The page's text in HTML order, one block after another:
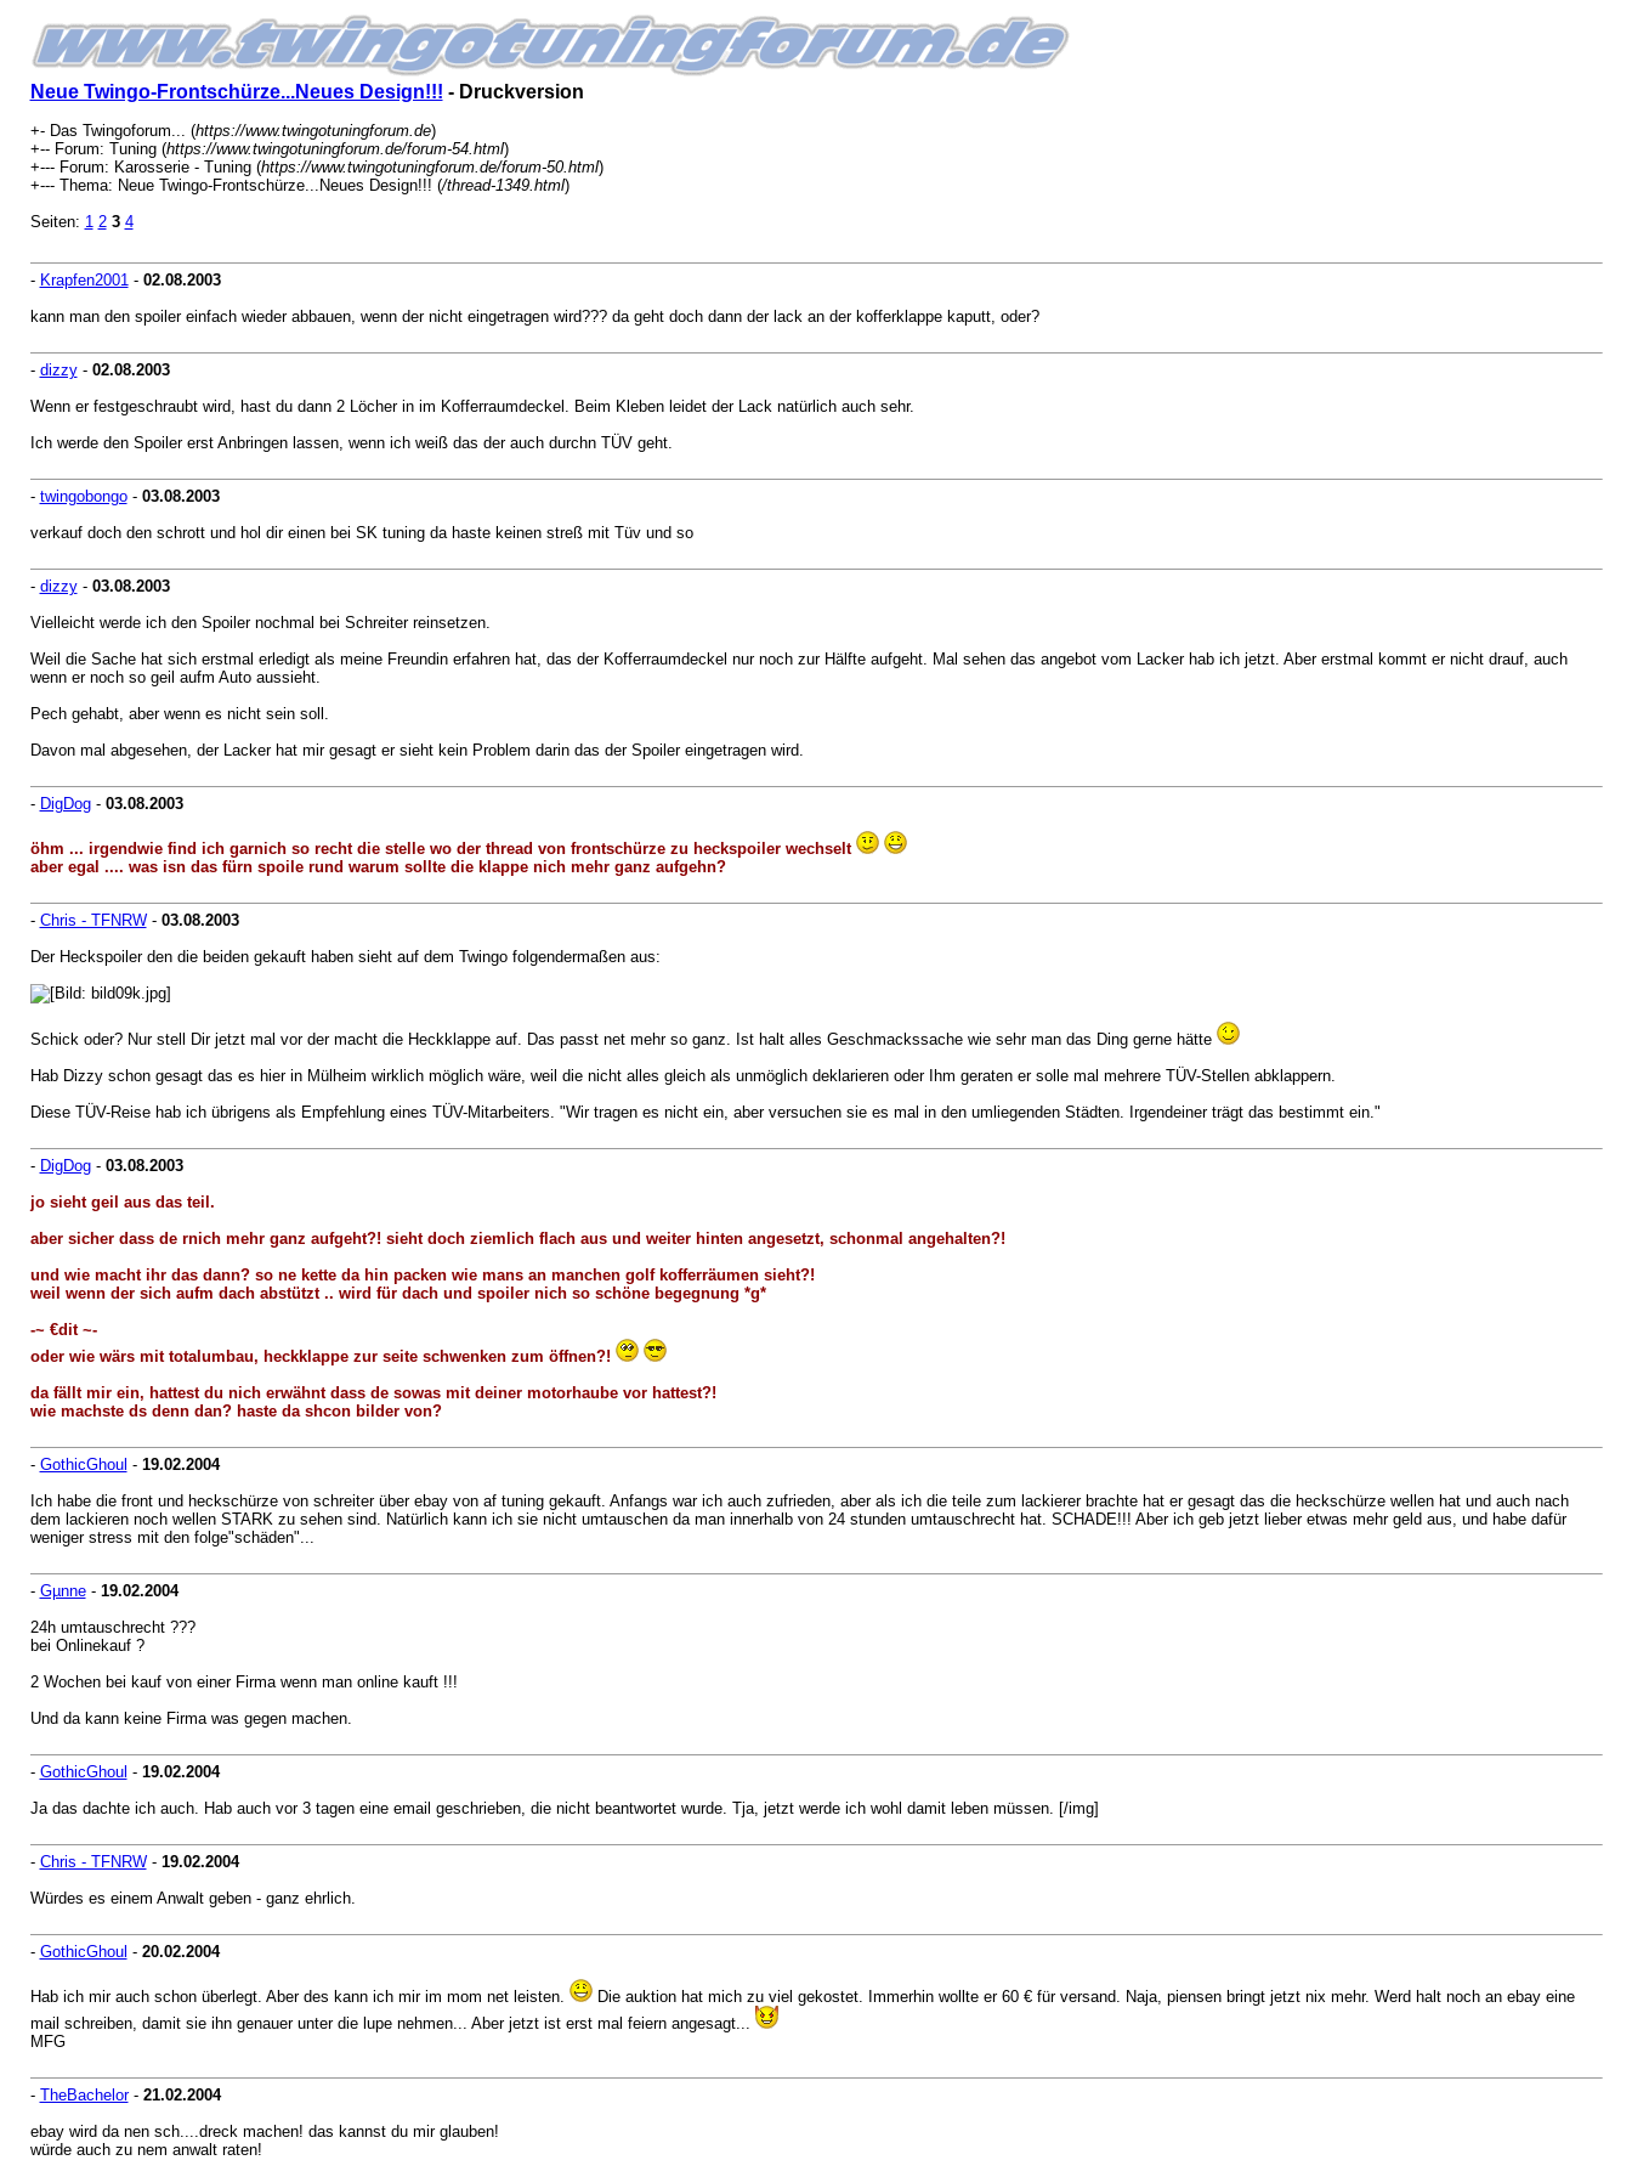
Neue Twingo-Frontschürze...Neues Design!!! - Druckversion
+- Das Twingoforum... (https://www.twingotuningforum.de)
+-- Forum: Tuning (https://www.twingotuningforum.de/forum-54.html)
+--- Forum: Karosserie - Tuning (https://www.twingotuningforum.de/forum-50.html)
+--- Thema: Neue Twingo-Frontschürze...Neues Design!!! (/thread-1349.html)
Seiten: 1 2 3 4
- Krapfen2001- 02.08.2003
kann man den spoiler einfach wieder abbauen, wenn der nicht eingetragen wird??? da geht doch dann der lack an der kofferklappe kaputt, oder?
- dizzy- 02.08.2003
Wenn er festgeschraubt wird, hast du dann 2 Löcher in im Kofferraumdeckel. Beim Kleben leidet der Lack natürlich auch sehr.
Ich werde den Spoiler erst Anbringen lassen, wenn ich weiß das der auch durchn TÜV geht.
- twingobongo- 03.08.2003
verkauf doch den schrott und hol dir einen bei SK tuning da haste keinen streß mit Tüv und so
- dizzy- 03.08.2003
Vielleicht werde ich den Spoiler nochmal bei Schreiter reinsetzen.
Weil die Sache hat sich erstmal erledigt als meine Freundin erfahren hat, das der Kofferraumdeckel nur noch zur Hälfte aufgeht. Mal sehen das angebot vom Lacker hab ich jetzt. Aber erstmal kommt er nicht drauf, auch
wenn er noch so geil aufm Auto aussieht.
Pech gehabt, aber wenn es nicht sein soll.
Davon mal abgesehen, der Lacker hat mir gesagt er sieht kein Problem darin das der Spoiler eingetragen wird.
- DigDog- 03.08.2003
öhm ... irgendwie find ich garnich so recht die stelle wo der thread von frontschürze zu heckspoiler wechselt
aber egal .... was isn das fürn spoile rund warum sollte die klappe nich mehr ganz aufgehn?
- Chris - TFNRW- 03.08.2003
Der Heckspoiler den die beiden gekauft haben sieht auf dem Twingo folgendermaßen aus:
Schick oder? Nur stell Dir jetzt mal vor der macht die Heckklappe auf. Das passt net mehr so ganz. Ist halt alles Geschmackssache wie sehr man das Ding gerne hätte
Hab Dizzy schon gesagt das es hier in Mülheim wirklich möglich wäre, weil die nicht alles gleich als unmöglich deklarieren oder Ihm geraten er solle mal mehrere TÜV-Stellen abklappern.
Diese TÜV-Reise hab ich übrigens als Empfehlung eines TÜV-Mitarbeiters. "Wir tragen es nicht ein, aber versuchen sie es mal in den umliegenden Städten. Irgendeiner trägt das bestimmt ein."
- DigDog- 03.08.2003
jo sieht geil aus das teil.
aber sicher dass de rnich mehr ganz aufgeht?! sieht doch ziemlich flach aus und weiter hinten angesetzt, schonmal angehalten?!
und wie macht ihr das dann? so ne kette da hin packen wie mans an manchen golf kofferräumen sieht?!
weil wenn der sich aufm dach abstützt .. wird für dach und spoiler nich so schöne begegnung *g*
-~ €dit ~-
oder wie wärs mit totalumbau, heckklappe zur seite schwenken zum öffnen?!
da fällt mir ein, hattest du nich erwähnt dass de sowas mit deiner motorhaube vor hattest?!
wie machste ds denn dan? haste da shcon bilder von?
- GothicGhoul - 19.02.2004
Ich habe die front und heckschürze von schreiter über ebay von af tuning gekauft. Anfangs war ich auch zufrieden, aber als ich die teile zum lackierer brachte hat er gesagt das die heckschürze wellen hat und auch nach
dem lackieren noch wellen STARK zu sehen sind. Natürlich kann ich sie nicht umtauschen da man innerhalb von 24 stunden umtauschrecht hat. SCHADE!!! Aber ich geb jetzt lieber etwas mehr geld aus, und habe dafür
weniger stress mit den folge"schäden"...
- Gµnne- 19.02.2004
24h umtauschrecht ???
bei Onlinekauf ?
2 Wochen bei kauf von einer Firma wenn man online kauft !!!
Und da kann keine Firma was gegen machen.
- GothicGhoul - 19.02.2004
Ja das dachte ich auch. Hab auch vor 3 tagen eine email geschrieben, die nicht beantwortet wurde. Tja, jetzt werde ich wohl damit leben müssen. [/img]
- Chris - TFNRW- 19.02.2004
Würdes es einem Anwalt geben - ganz ehrlich.
- GothicGhoul - 20.02.2004
Hab ich mir auch schon überlegt. Aber des kann ich mir im mom net leisten.
Die auktion hat mich zu viel gekostet. Immerhin wollte er 60 € für versand. Naja, piensen bringt jetzt nix mehr. Werd halt noch an ebay eine
mail schreiben, damit sie ihn genauer unter die lupe nehmen... Aber jetzt ist erst mal feiern angesagt...
MFG
- TheBachelor- 21.02.2004
ebay wird da nen sch....dreck machen! das kannst du mir glauben!
würde auch zu nem anwalt raten!